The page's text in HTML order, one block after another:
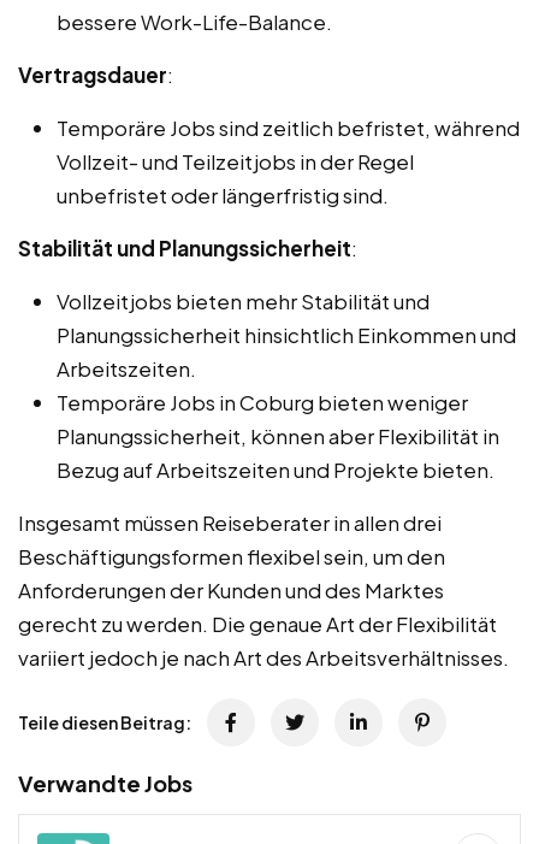
bessere Work-Life-Balance.
Vertragsdauer:
Temporäre Jobs sind zeitlich befristet, während
Vollzeit- und Teilzeitjobs in der Regel
unbefristet oder längerfristig sind.
Stabilität und Planungssicherheit:
Vollzeitjobs bieten mehr Stabilität und
Planungssicherheit hinsichtlich Einkommen und
Arbeitszeiten.
Temporäre Jobs in Coburg bieten weniger
Planungssicherheit, können aber Flexibilität in
Bezug auf Arbeitszeiten und Projekte bieten.
Insgesamt müssen Reiseberater in allen drei
Beschäftigungsformen flexibel sein, um den
Anforderungen der Kunden und des Marktes
gerecht zu werden. Die genaue Art der Flexibilität
variiert jedoch je nach Art des Arbeitsverhältnisses.
Teile diesen Beitrag:
Verwandte Jobs